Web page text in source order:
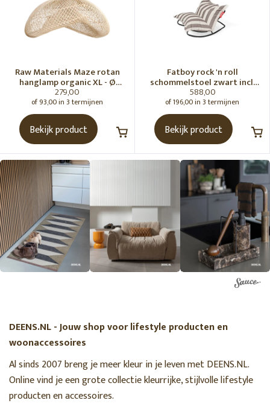
Raw Materials Maze rotan
hanglamp organic XL - Ø
75x31 cm
279,00
of 93,00 in 3 termijnen
Bekijk product
Fatboy rock 'n roll
schommelstoel zwart incl.
original Outdoor zitzak
Stripe Cacao
588,00
of 196,00 in 3 termijnen
Bekijk product
DEENS.NL - Jouw shop voor lifestyle producten en
woonaccessoires
Al sinds 2007 breng je meer kleur in je leven met DEENS.NL.
Online vind je een grote collectie kleurrijke, stijlvolle lifestyle
producten en accessoires.